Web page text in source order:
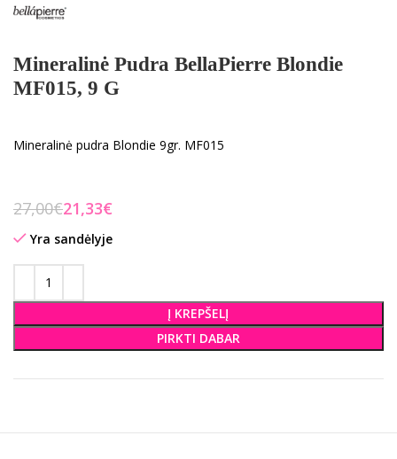
Mineralinė Pudra BellaPierre Blondie
MF015, 9 G
Mineralinė pudra Blondie 9gr. MF015
27,00€21,33€
Yra sandėlyje
Į KREPŠELĮ
PIRKTI DABAR